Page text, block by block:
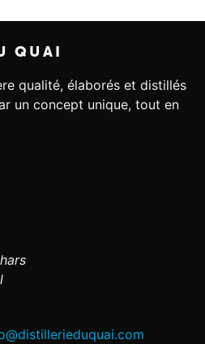
QUAI
qualité, élaborés et distillés
un concept unique, tout en